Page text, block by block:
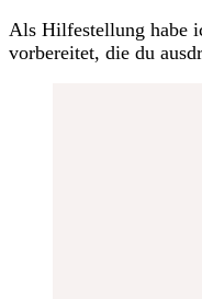
Als Hilfestellung habe
vorbereitet, die du